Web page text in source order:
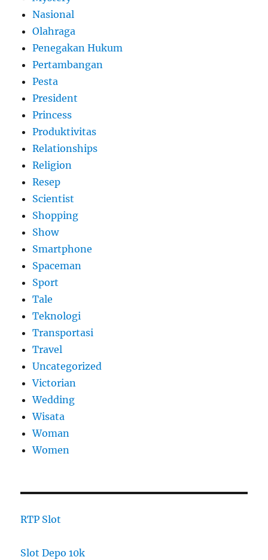
Nasional
Olahraga
Penegakan Hukum
Pertambangan
Pesta
President
Princess
Produktivitas
Relationships
Religion
Resep
Scientist
Shopping
Show
Smartphone
Spaceman
Sport
Tale
Teknologi
Transportasi
Travel
Uncategorized
Victorian
Wedding
Wisata
Woman
Women
RTP Slot
Slot Depo 10k